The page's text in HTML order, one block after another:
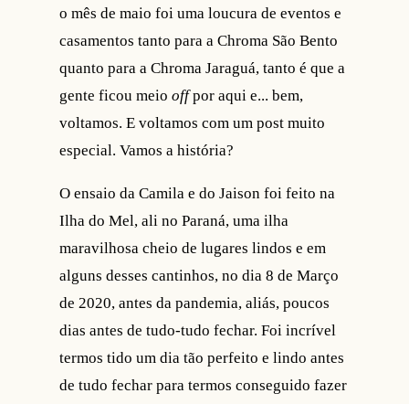
o mês de maio foi uma loucura de eventos e
casamentos tanto para a Chroma São Bento
quanto para a Chroma Jaraguá, tanto é que a
gente ficou meiooffpor aqui e... bem,
voltamos. E voltamos com um post muito
especial. Vamos a história?
O ensaio da Camila e do Jaison foi feito na
Ilha do Mel, ali no Paraná, uma ilha
maravilhosa cheio de lugares lindos e em
alguns desses cantinhos, no dia 8 de Março
de 2020, antes da pandemia, aliás, poucos
dias antes de tudo-tudo fechar. Foi incrível
termos tido um dia tão perfeito e lindo antes
de tudo fechar para termos conseguido fazer